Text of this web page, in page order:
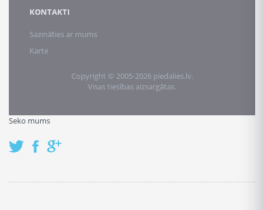
KONTAKTI
Sazināties ar mums
Karte
Copyright © 2005-2026 piedalies.lv.
Visas tiesības aizsargātas.
Seko mums